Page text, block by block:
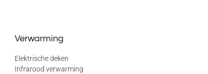
Verwarming
Elektrische deken
Infrarood verwarming